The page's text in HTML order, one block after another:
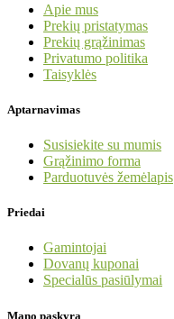
Apie mus
Prekių pristatymas
Prekių grąžinimas
Privatumo politika
Taisyklės
Aptarnavimas
Susisiekite su mumis
Grąžinimo forma
Parduotuvės žemėlapis
Priedai
Gamintojai
Dovanų kuponai
Specialūs pasiūlymai
Mano paskyra